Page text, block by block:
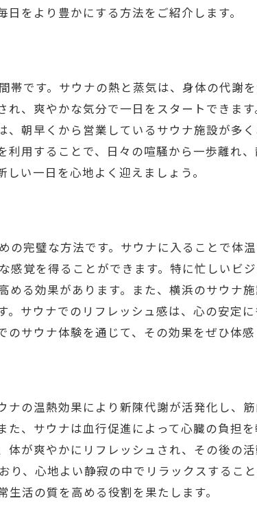
レッシュ朝の活力を取り戻そう
をフレッシュに始める
で心身をリフレッシュ
らす健康的な朝の始まり
取り戻す新たなアプローチ
える横浜の新しい一日の始まり
始めるメリット
もたらすポジティブな効果
ナ体験がもたらす日常の変化
る温かさとリラックス
ナが日常に与える影響
身をリフレッシュする方法
するサウナの力
で見つける癒しの時間
をより豊かにする方法をご紹介します。
です。サウナの熱と蒸気は、身体の代謝
、爽やかな気分で一日をスタートできま
朝早くから営業しているサウナ施設が多
用することで、日々の喧騒から一歩離れ
い一日を心地よく迎えましょう。
完璧な方法です。サウナに入ることで体温
覚を得ることができます。特に忙しいビ
る効果があります。また、横浜のサウナ
サウナでのリフレッシュ感は、心の安定
サウナ体験を通じて、その効果をぜひ体感
の温熱効果により新陳代謝が活発化し、
、サウナは血行促進によって心臓の負担
が爽やかにリフレッシュされ、その後の
、心地よい静寂の中でリラックスするこ
活の質を高める役割を果たします。